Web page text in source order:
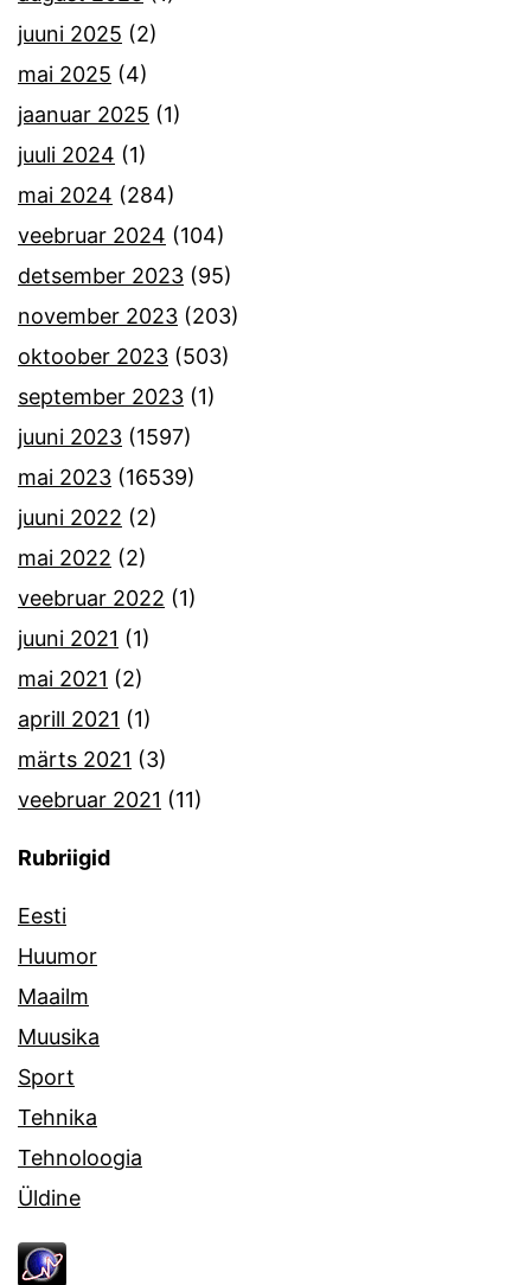
juuni 2025 (2)
mai 2025 (4)
jaanuar 2025 (1)
juuli 2024 (1)
mai 2024 (284)
veebruar 2024 (104)
detsember 2023 (95)
november 2023 (203)
oktoober 2023 (503)
september 2023 (1)
juuni 2023 (1597)
mai 2023 (16539)
juuni 2022 (2)
mai 2022 (2)
veebruar 2022 (1)
juuni 2021 (1)
mai 2021 (2)
aprill 2021 (1)
märts 2021 (3)
veebruar 2021 (11)
Rubriigid
Eesti
Huumor
Maailm
Muusika
Sport
Tehnika
Tehnoloogia
Üldine